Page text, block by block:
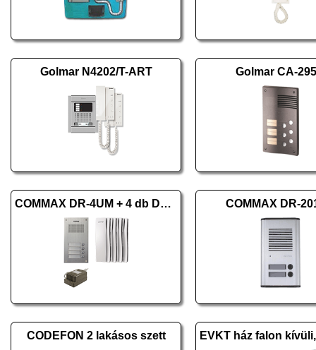
Golmar N4202/T-ART Golmar CA-
COMMAX DR-4UM + 4 db DP-SS + RF-1A COMMAX DR-
CODEFON 2 lakásos szett